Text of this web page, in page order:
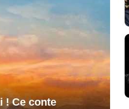
! Ce conte